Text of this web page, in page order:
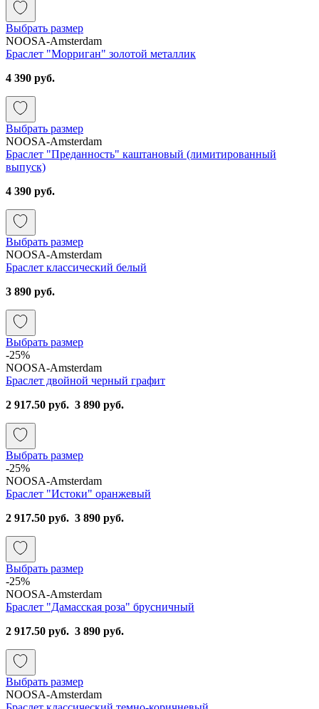
Выбрать размер
NOOSA-Amsterdam
Браслет "Морриган" золотой металлик
4 390 руб.
Выбрать размер
NOOSA-Amsterdam
Браслет "Преданность" каштановый (лимитированный
выпуск)
4 390 руб.
Выбрать размер
NOOSA-Amsterdam
Браслет классический белый
3 890 руб.
Выбрать размер
-25%
NOOSA-Amsterdam
Браслет двойной черный графит
2 917.50 руб. 3 890 руб.
Выбрать размер
-25%
NOOSA-Amsterdam
Браслет "Истоки" оранжевый
2 917.50 руб. 3 890 руб.
Выбрать размер
-25%
NOOSA-Amsterdam
Браслет "Дамасская роза" брусничный
2 917.50 руб. 3 890 руб.
Выбрать размер
NOOSA-Amsterdam